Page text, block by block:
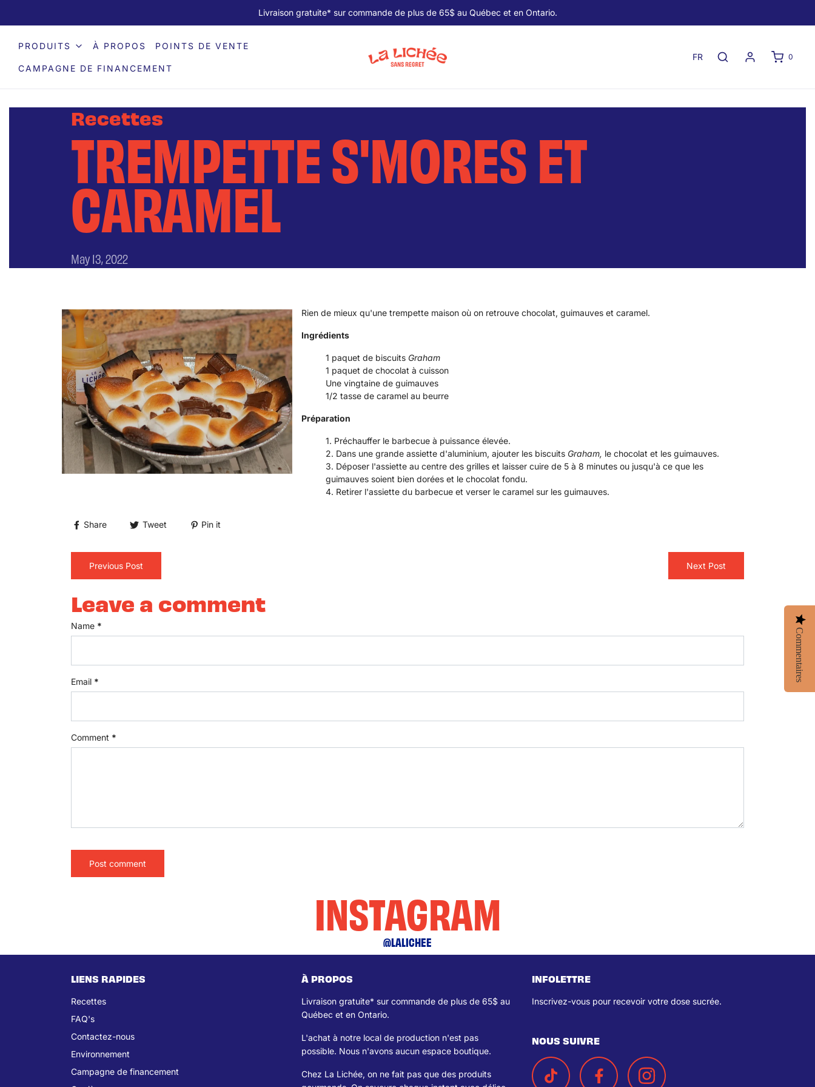
Livraison gratuite* sur commande de plus de 65$ au Québec et en Ontario.
PRODUITS À PROPOS POINTS DE VENTE
CAMPAGNE DE FINANCEMENT
0
FR
Recettes
TREMPETTE S'MORES ET
CARAMEL
May 13, 2022
Rien de mieux qu'une trempette maison où on retrouve chocolat, guimauves et caramel.
Ingrédients
1 paquet de biscuits Graham
1 paquet de chocolat à cuisson
Une vingtaine de guimauves
1/2 tasse de caramel au beurre
Préparation
Préchauffer le barbecue à puissance élevée.
Dans une grande assiette d'aluminium, ajouter les biscuits Graham, le chocolat et les guimauves.
Déposer l'assiette au centre des grilles et laisser cuire de 5 à 8 minutes ou jusqu'à ce que les
guimauves soient bien dorées et le chocolat fondu.
Retirer l'assiette du barbecue et verser le caramel sur les guimauves.
Share Tweet Pin it
Previous Post Next Post
Leave a comment
Name *
Email *
Comment *
INSTAGRAM
@LALICHEE
LIENS RAPIDES
Recettes
FAQ's
Contactez-nous
Environnement
Campagne de financement
À PROPOS
Livraison gratuite* sur commande de plus de 65$ au
Québec et en Ontario.
L'achat à notre local de production n'est pas
possible. Nous n'avons aucun espace boutique.
Chez La Lichée, on ne fait pas que des produits
INFOLETTRE
Inscrivez-vous pour recevoir votre dose sucrée.
NOUS SUIVRE
Commentaires